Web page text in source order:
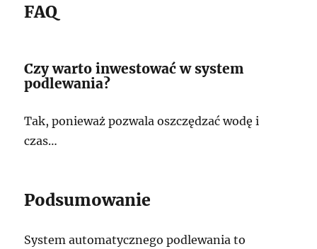
FAQ
Czy warto inwestować w system
podlewania?
Tak, ponieważ pozwala oszczędzać wodę i
czas…
Podsumowanie
System automatycznego podlewania to